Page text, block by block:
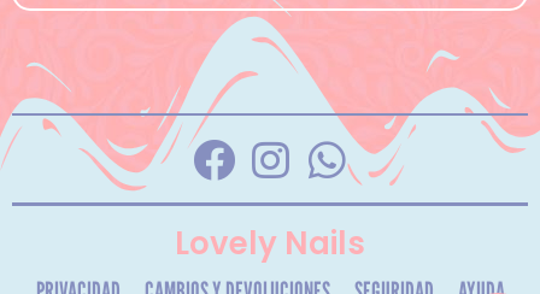
Lovely Nails